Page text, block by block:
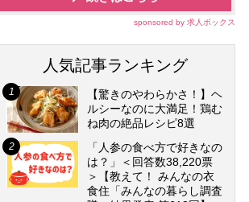
sponsored by 求人ボックス
人気記事ランキング
【驚きのやわらかさ！】ヘ
ルシーなのに大満足！鶏む
ね肉の絶品レシピ8選
「人参の食べ方で好きなの
は？」＜回答数38,220票
＞【教えて！ みんなの衣
食住「みんなの暮らし調査